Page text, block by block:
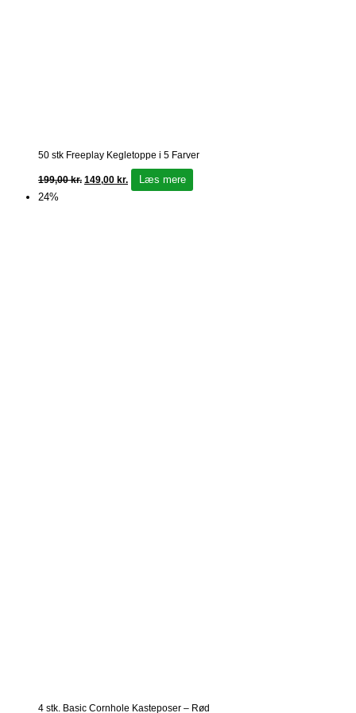
50 stk Freeplay Kegletoppe i 5 Farver
199,00kr. 149,00 kr.
Læs mere
24%
4 stk. Basic Cornhole Kasteposer – Rød